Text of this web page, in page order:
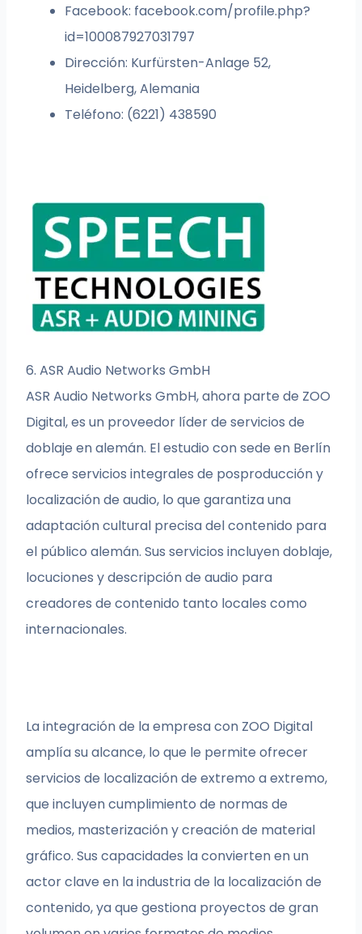
Facebook: facebook.com/profile.php?
id=100087927031797
Dirección: Kurfürsten-Anlage 52,
Heidelberg, Alemania
Teléfono: (6221) 438590
6. ASR Audio Networks GmbH
ASR Audio Networks GmbH, ahora parte de ZOO
Digital, es un proveedor líder de servicios de
doblaje en alemán. El estudio con sede en Berlín
ofrece servicios integrales de posproducción y
localización de audio, lo que garantiza una
adaptación cultural precisa del contenido para
el público alemán. Sus servicios incluyen doblaje,
locuciones y descripción de audio para
creadores de contenido tanto locales como
internacionales.
La integración de la empresa con ZOO Digital
amplía su alcance, lo que le permite ofrecer
servicios de localización de extremo a extremo,
que incluyen cumplimiento de normas de
medios, masterización y creación de material
gráfico. Sus capacidades la convierten en un
actor clave en la industria de la localización de
contenido, ya que gestiona proyectos de gran